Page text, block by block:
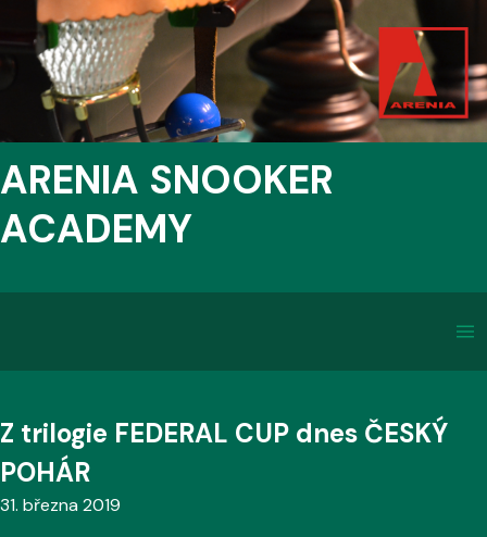
ARENIA SNOOKER
ACADEMY
Z trilogie FEDERAL CUP dnes ČESKÝ
POHÁR
31. března 2019